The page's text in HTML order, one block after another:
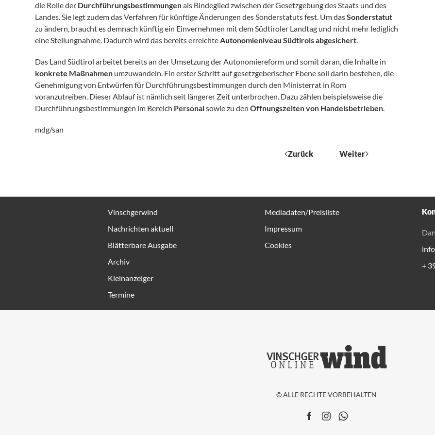
die Rolle der Durchführungsbestimmungenals Bindeglied zwischen der Gesetzgebung des Staats und des
Landes. Sie legt zudem das Verfahren für künftige Änderungen des Sonderstatuts fest. Um dasSonderstatut
zu ändern, braucht es demnach künftig ein Einvernehmen mit dem Südtiroler Landtag und nicht mehr lediglich
eine Stellungnahme. Dadurch wird das bereits erreichteAutonomieniveau Südtirols abgesichert.
Das Land Südtirol arbeitet bereits an der Umsetzung der Autonomiereform und somit daran, die Inhalte in
konkrete Maßnahmen umzuwandeln. Ein erster Schritt auf gesetzgeberischer Ebene soll darin bestehen, die
Genehmigung von Entwürfen für Durchführungsbestimmungen durch den Ministerrat in Rom
voranzutreiben. Dieser Ablauf ist nämlich seit längerer Zeit unterbrochen. Dazu zählen beispielsweise die
Durchführungsbestimmungen im Bereich Personalsowie zu den Öffnungszeiten von Handelsbetrieben.
mdg/san
Zurück Weiter
Vinschgerwind
Nachrichten aktuell
Blätterbare Ausgabe
Archiv
Kleinanzeiger
Termine
Mediadaten/Preisliste
Impressum
Cookies
+
© ALLE RECHTE VORBEHALTEN